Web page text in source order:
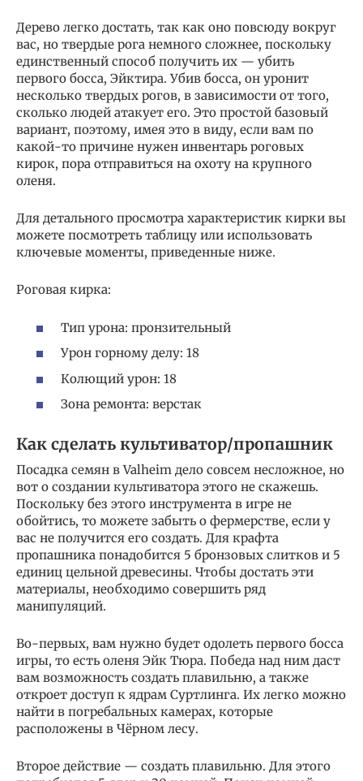
Дерево легко достать, так как оно повсюду вокруг
вас, но твердые рога немного сложнее, поскольку
единственный способ получить их — убить
первого босса, Эйктира. Убив босса, он уронит
несколько твердых рогов, в зависимости от того,
сколько людей атакует его. Это простой базовый
вариант, поэтому, имея это в виду, если вам по
какой-то причине нужен инвентарь роговых
кирок, пора отправиться на охоту на крупного
оленя.
Для детального просмотра характеристик кирки вы
можете посмотреть таблицу или использовать
ключевые моменты, приведенные ниже.
Роговая кирка:
Тип урона: пронзительный
Урон горному делу: 18
Колющий урон: 18
Зона ремонта: верстак
Как сделать культиватор/пропашник
Посадка семян в Valheim дело совсем несложное, но
вот о создании культиватора этого не скажешь.
Поскольку без этого инструмента в игре не
обойтись, то можете забыть о фермерстве, если у
вас не получится его создать. Для крафта
пропашника понадобится 5 бронзовых слитков и 5
единиц цельной древесины. Чтобы достать эти
материалы, необходимо совершить ряд
манипуляций.
Во-первых, вам нужно будет одолеть первого босса
игры, то есть оленя Эйк Тюра. Победа над ним даст
вам возможность создать плавильню, а также
откроет доступ к ядрам Суртлинга. Их легко можно
найти в погребальных камерах, которые
расположены в Чёрном лесу.
Второе действие — создать плавильню. Для этого